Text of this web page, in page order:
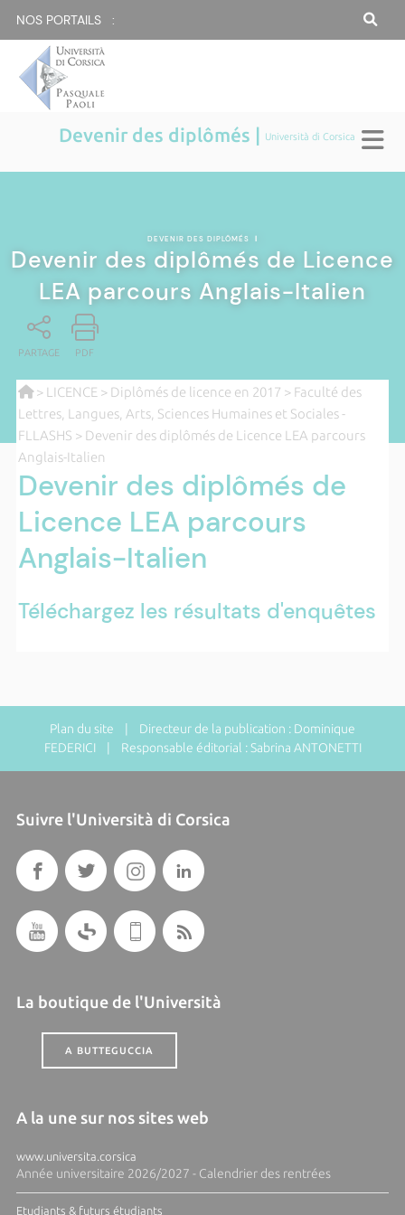
NOS PORTAILS :
Devenir des diplômés | Università di Corsica
DEVENIR DES DIPLÔMÉS |
Devenir des diplômés de Licence
LEA parcours Anglais-Italien
PARTAGE PDF
> LICENCE > Diplômés de licence en 2017 > Faculté des
Lettres, Langues, Arts, Sciences Humaines et Sociales -
FLLASHS > Devenir des diplômés de Licence LEA parcours
Anglais-Italien
Devenir des diplômés de
Licence LEA parcours
Anglais-Italien
Téléchargez les résultats d'enquêtes
Plan du site | Directeur de la publication : Dominique
FEDERICI | Responsable éditorial : Sabrina ANTONETTI
Suivre l'Università di Corsica
La boutique de l'Università
A BUTTEGUCCIA
A la une sur nos sites web
www.universita.corsica
Année universitaire 2026/2027 - Calendrier des rentrées
Etudiants & futurs étudiants